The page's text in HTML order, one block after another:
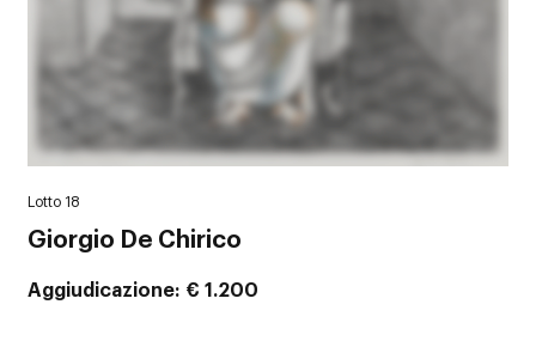
Lotto 18
Giorgio De Chirico
Aggiudicazione € 1.200